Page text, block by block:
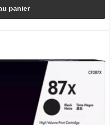
panier